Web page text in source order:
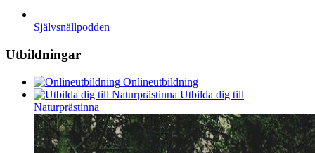
Självsnällpodden
Utbildningar
Onlineutbildning
Utbilda dig till
Naturprästinna